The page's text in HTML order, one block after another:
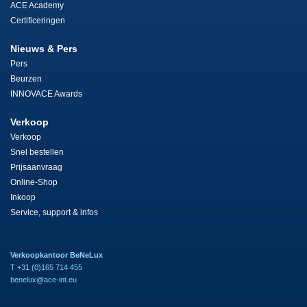
ACE Academy
Certificeringen
Nieuws & Pers
Pers
Beurzen
INNOVACE Awards
Verkoop
Verkoop
Snel bestellen
Prijsaanvraag
Online-Shop
Inkoop
Service, support & infos
Verkoopkantoor BeNeLux
T +31 (0)165 714 455
benelux@ace-int.eu